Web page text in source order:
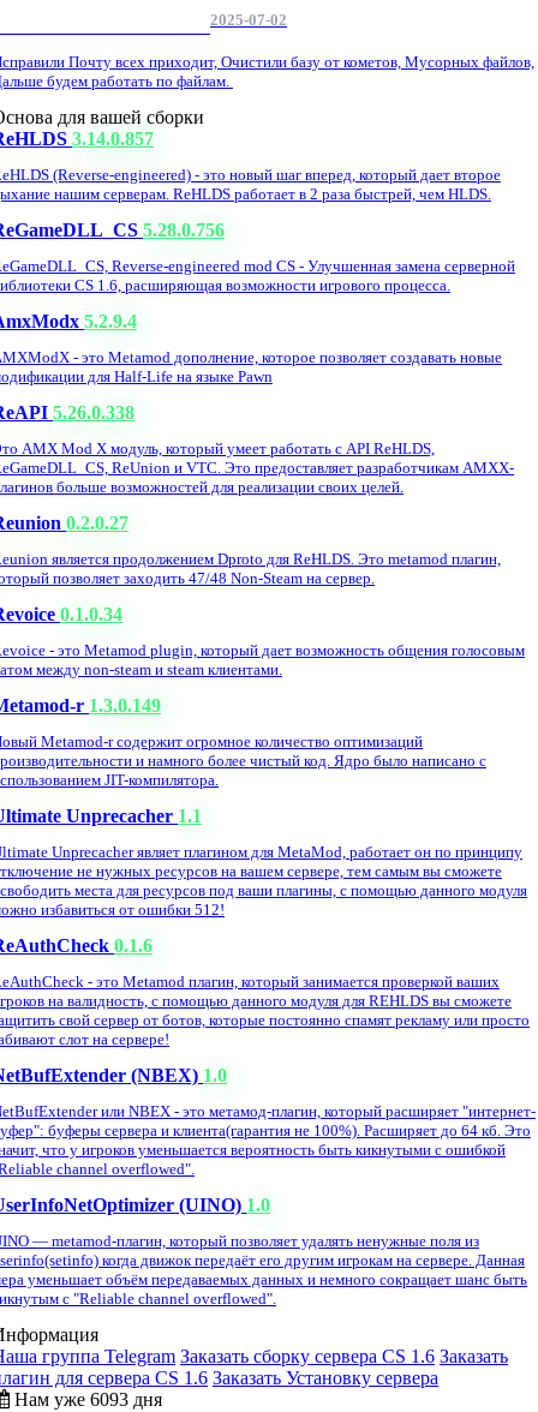
2025-07-02
Почту всех приходит, Очистили базу от кометов, Мусорных файлов,
будем работать по файлам.
для вашей сборки
3.14.0.857
(Reverse-engineered) - это новый шаг вперед, который дает второе
нашим серверам. ReHLDS работает в 2 раза быстрей, чем HLDS.
5.28.0.756
Reverse-engineered mod CS - Улучшенная замена серверной
CS 1.6, расширяющая возможности игрового процесса.
5.2.9.4
- это Metamod дополнение, которое позволяет создавать новые
для Half-Life на языке Pawn
5.26.0.338
AMX Mod X модуль, который умеет работать с API ReHLDS,
ReUnion и VTC. Это предоставляет разработчикам AMXX-
больше возможностей для реализации своих целей.
0.2.0.27
является продолжением Dproto для ReHLDS. Это metamod плагин,
позволяет заходить 47/48 Non-Steam на сервер.
0.1.0.34
- это Metamod plugin, который дает возможность общения голосовым
между non-steam и steam клиентами.
r 1.3.0.149
Metamod-r содержит огромное количество оптимизаций
и намного более чистый код. Ядро было написано с
JIT-компилятора.
Unprecacher 1.1
Unprecacher являет плагином для MetaMod, работает он по принципу
не нужных ресурсов на вашем сервере, тем самым вы сможете
места для ресурсов под ваши плагины, с помощью данного модуля
избавиться от ошибки 512!
0.1.6
- это Metamod плагин, который занимается проверкой ваших
на валидность, с помощью данного модуля для REHLDS вы сможете
свой сервер от ботов, которые постоянно спамят рекламу или просто
слот на сервере!
(NBEX) 1.0
или NBEX - это метамод-плагин, который расширяет "интернет-
буферы сервера и клиента(гарантия не 100%). Расширяет до 64 кб. Это
что у игроков уменьшается вероятность быть кикнутыми с ошибкой
channel overflowed".
(UINO) 1.0
— metamod-плагин, который позволяет удалять ненужные поля из
когда движок передаёт его другим игрокам на сервере. Данная
уменьшает объём передаваемых данных и немного сокращает шанс быть
с "Reliable channel overflowed".
группа Telegram Заказать сборку сервера CS 1.6 Заказать
для сервера CS 1.6 Заказать Установку сервера
Нам уже 6093 дня